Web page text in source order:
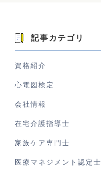
記事カテゴリ
資格紹介
心電図検定
会社情報
在宅介護指導士
家族ケア専門士
医療マネジメント認定士